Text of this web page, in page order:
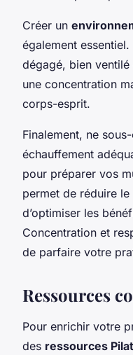
Créer un
également
dégagé, bien
une concentration
corps-esprit.
Finalement, ne
échauffement
pour préparer vos
permet de réduire
d’optimiser les
Concentration et
de parfaire votre
Ressources
Pour enrichir votre
des ressources